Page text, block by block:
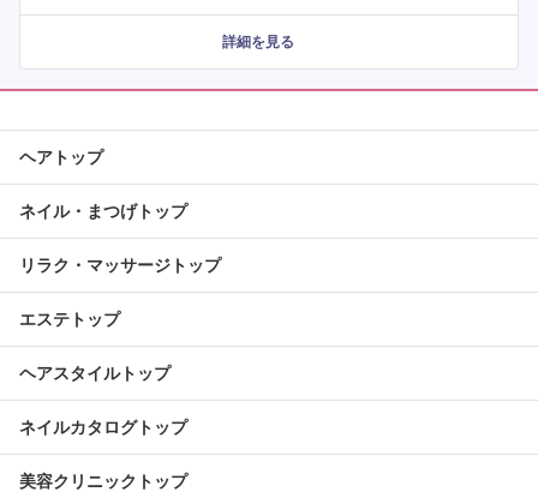
詳細を見る
ヘアトップ
ネイル・まつげトップ
リラク・マッサージトップ
エステトップ
ヘアスタイルトップ
ネイルカタログトップ
美容クリニックトップ